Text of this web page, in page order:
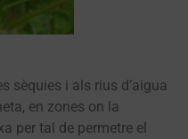
sèquies i als rius d’aigua
en zones on la
per tal de permetre el